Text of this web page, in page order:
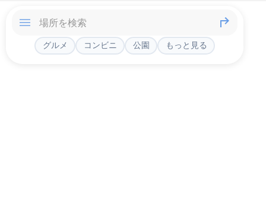
グルメ コンビニ 公園 もっと見る